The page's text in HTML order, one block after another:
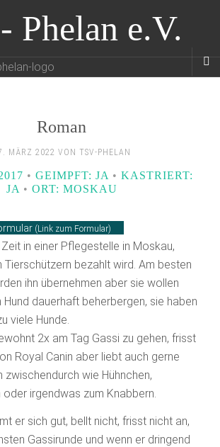
Phelan e.V.
Roman
MÄRZ 2022 VON TSV-PHELAN
• GEIMPFT: JA • KASTRIERT:
JA • ORT: MOSKAU
(Link zum Formular)
in einer Pflegestelle in Moskau,
bezahlt wird. Am besten
ihn übernehmen aber sie wollen
Hund dauerhaft beherbergen, sie haben
viele Hunde.
2x am Tag Gassi zu gehen, frisst
Royal Canin aber liebt auch gerne
zwischendurch wie Hühnchen,
irgendwas zum Knabbern.
er sich gut, bellt nicht, frisst nicht an,
Gassirunde und wenn er dringend